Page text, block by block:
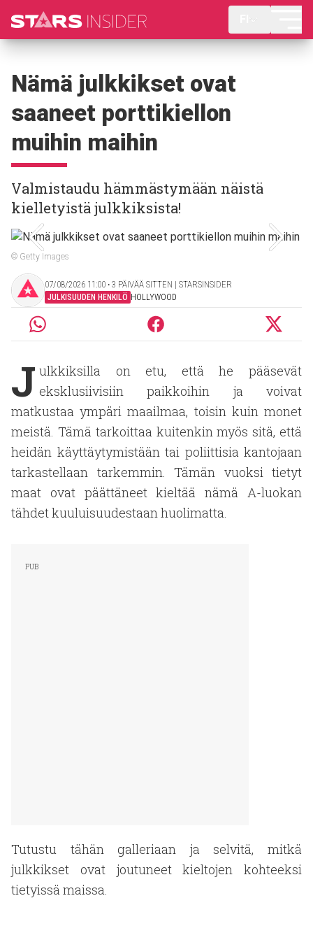
Nämä julkkikset ovat
saaneet porttikiellon
muihin maihin
Valmistaudu hämmästymään näistä
kielletyistä julkkiksista!
© Getty Images
07/08/2026 11:00 ‧ 3 PÄIVÄÄ SITTEN | STARSINSIDER
JULKISUUDEN HENKILÖ HOLLYWOOD
J ulkkiksilla on etu, että he pääsevät
eksklusiivisiin paikkoihin ja voivat
matkustaa ympäri maailmaa, toisin kuin monet
meistä. Tämä tarkoittaa kuitenkin myös sitä, että
heidän käyttäytymistään tai poliittisia kantojaan
tarkastellaan tarkemmin. Tämän vuoksi tietyt
maat ovat päättäneet kieltää nämä A-luokan
tähdet kuuluisuudestaan huolimatta.
Tutustu tähän galleriaan ja selvitä, mitkä
julkkikset ovat joutuneet kieltojen kohteeksi
tietyissä maissa.